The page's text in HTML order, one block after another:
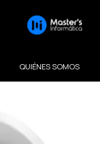
QUIÉNES SOMOS